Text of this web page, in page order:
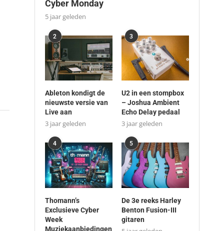
Cyber Monday
5 jaar geleden
2
Ableton kondigt de
nieuwste versie van
Live aan
3 jaar geleden
3
U2 in een stompbox
– Joshua Ambient
Echo Delay pedaal
3 jaar geleden
4
Thomann’s
Exclusieve Cyber
Week
Muziekaanbiedingen
5
De 3e reeks Harley
Benton Fusion-III
gitaren